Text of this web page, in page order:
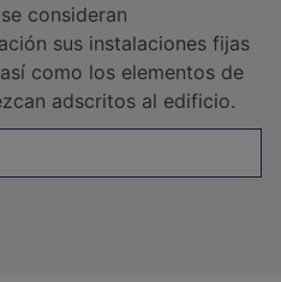
consideran
sus instalaciones fijas
como los elementos de
adscritos al edificio.